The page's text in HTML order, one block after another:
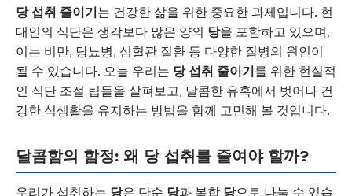
당 섭취 줄이기는 건강한 삶을 위한 중요한 과제입니다. 현
대인의 식단은 생각보다 많은 양의 당을 포함하고 있으며,
이는 비만, 당뇨병, 심혈관 질환 등 다양한 질병의 원인이
될 수 있습니다. 오늘 우리는 당 섭취 줄이기를 위한 현실적
인 식단 조절 팁들을 살펴보고, 달콤한 유혹에서 벗어나 건
강한 식생활을 유지하는 방법을 함께 고민해 볼 것입니다.
달콤함의 함정: 왜 당 섭취를 줄여야 할까?
우리가 섭취하는 당은 단순 당과 복합 당으로 나눌 수 있습